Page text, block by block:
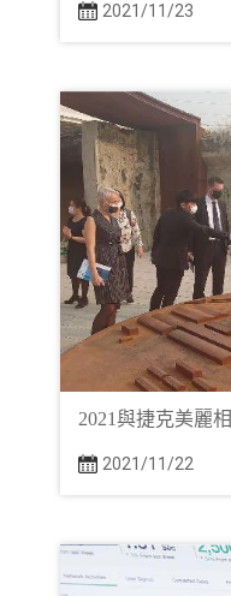
2021/11/23
2021與捷克美麗
2021/11/22